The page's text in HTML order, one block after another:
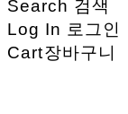
Search 검색
Log In 로그인
Cart장바구니